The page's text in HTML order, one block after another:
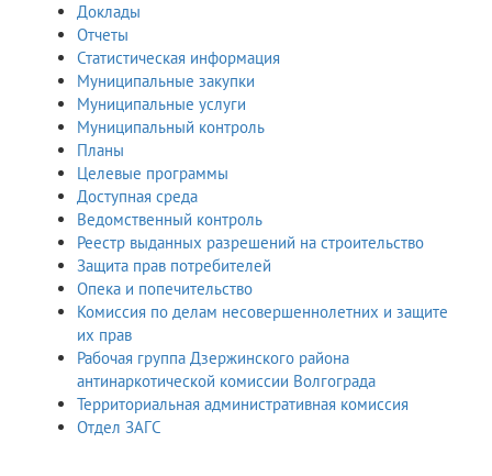
Доклады
Отчеты
Статистическая информация
Муниципальные закупки
Муниципальные услуги
Муниципальный контроль
Планы
Целевые программы
Доступная среда
Ведомственный контроль
Реестр выданных разрешений на строительство
Защита прав потребителей
Опека и попечительство
Комиссия по делам несовершеннолетних и защите
их прав
Рабочая группа Дзержинского района
антинаркотической комиссии Волгограда
Территориальная административная комиссия
Отдел ЗАГС